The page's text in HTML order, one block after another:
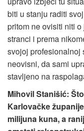
biti u stanju raditi
pritom ne ovisiti niti
stranci i prema
svojoj profesionalnoj
neovisni, da sami
stavljeno na
Mihovil Stanišić:
Karlovačke
milijuna kuna, a